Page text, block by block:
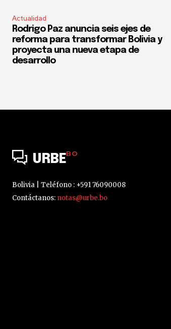
Actualidad
Rodrigo Paz anuncia seis ejes de
reforma para transformar Bolivia y
proyecta una nueva etapa de
desarrollo
URBEBO
Bolivia | Teléfono : +591 76090008
Contáctanos: notas@urbe.bo